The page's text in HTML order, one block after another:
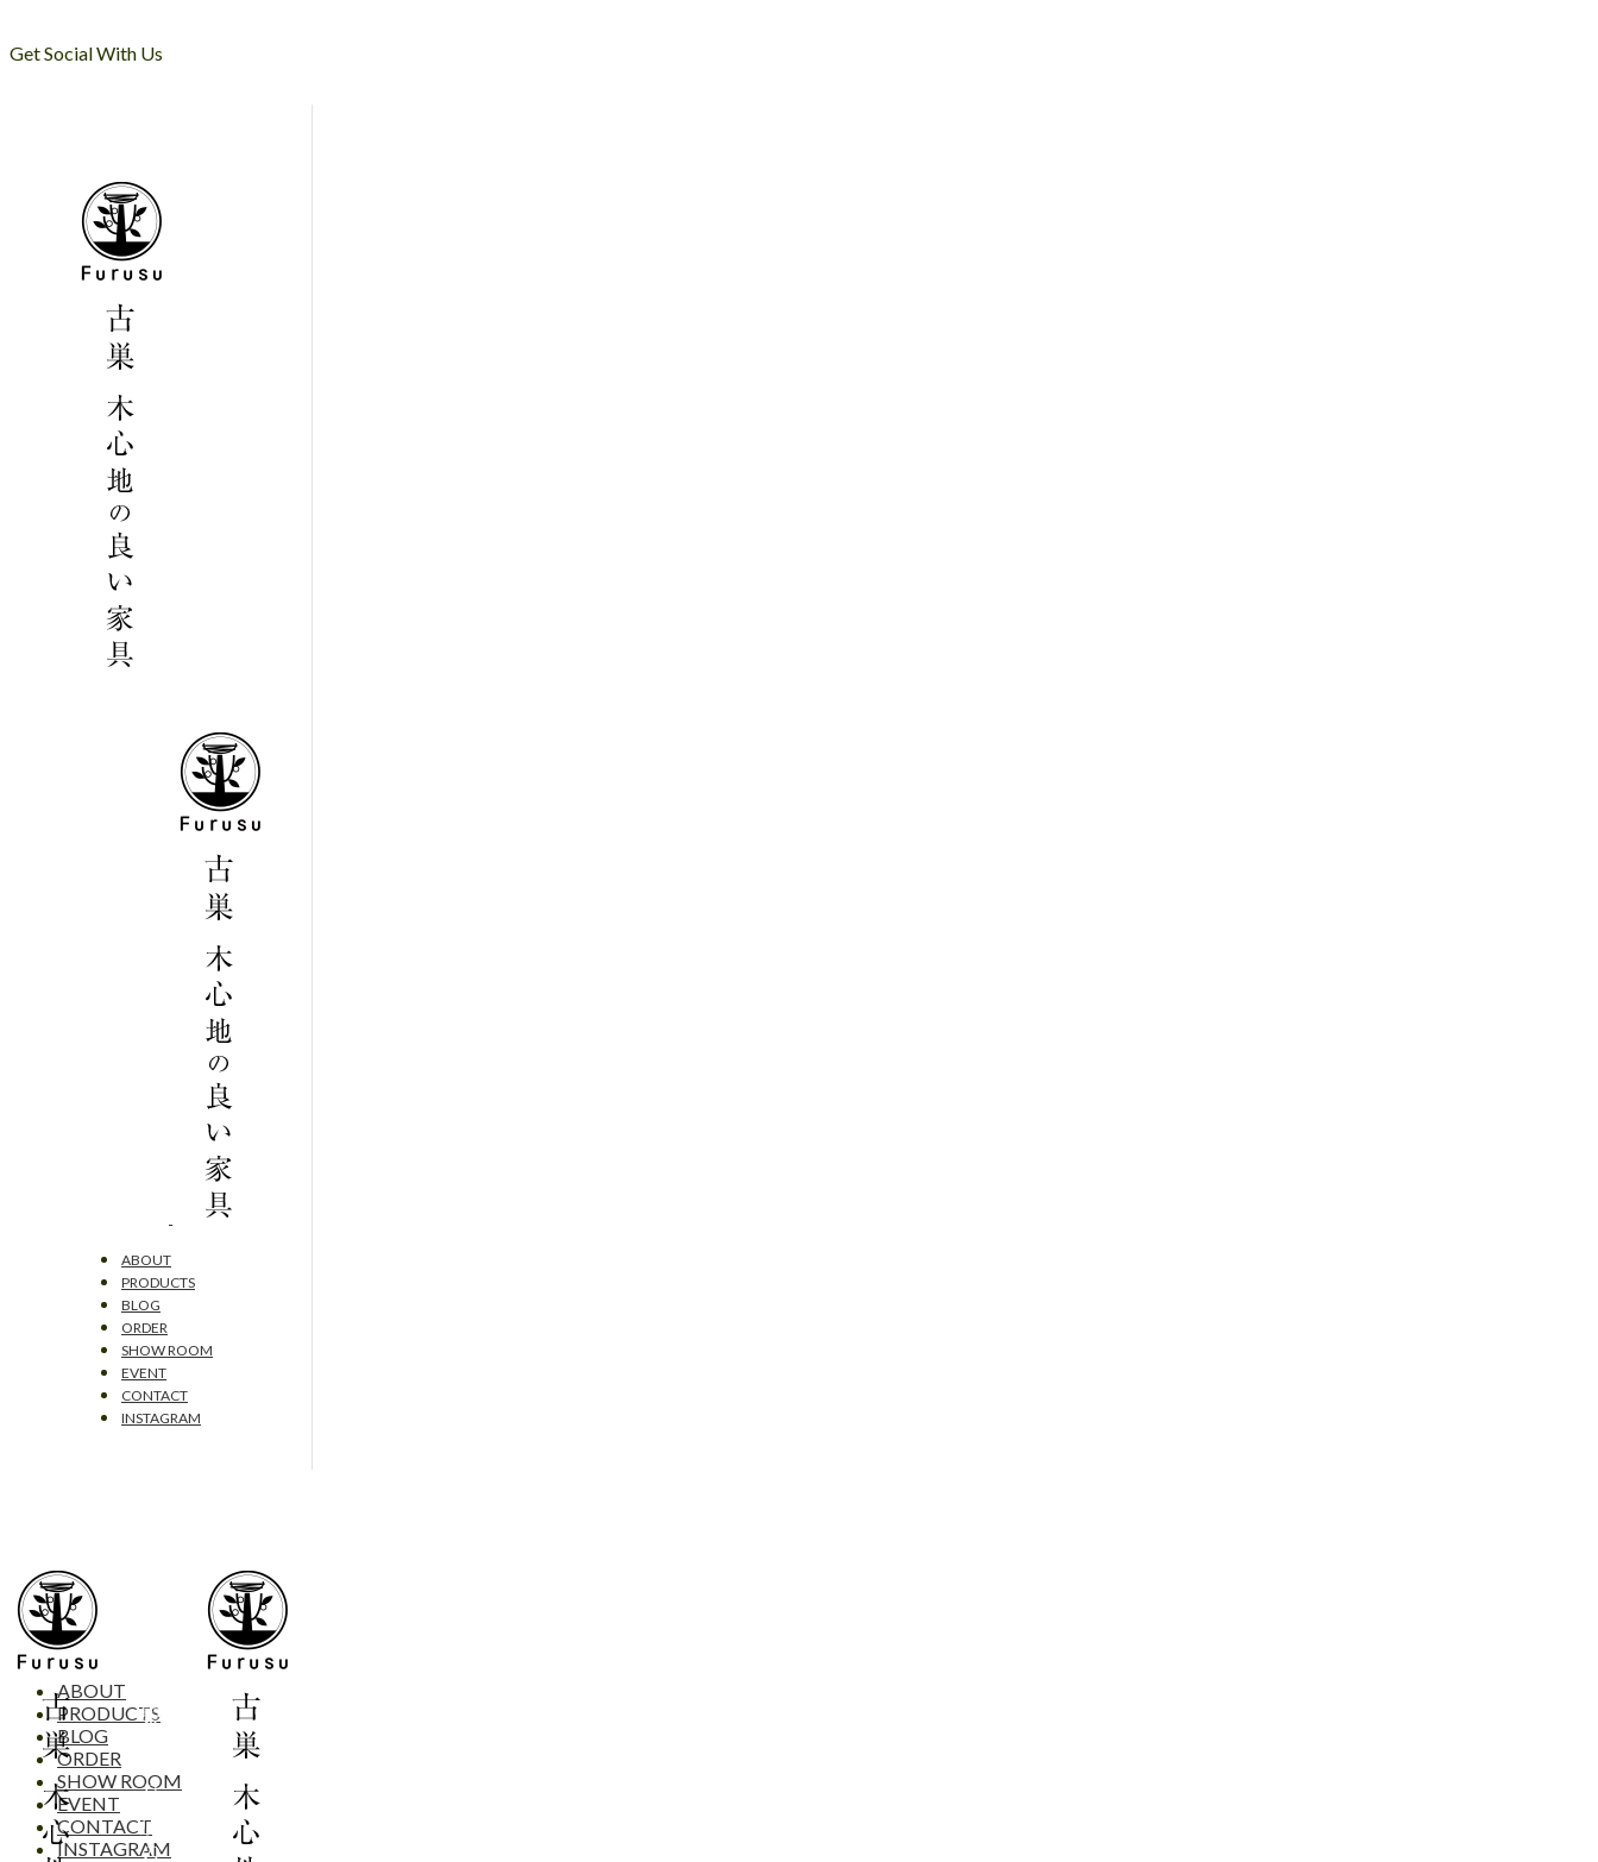
Get Social With Us
ABOUT
PRODUCTS
BLOG
ORDER
SHOW ROOM
EVENT
CONTACT
INSTAGRAM
ABOUT
PRODUCTS
BLOG
ORDER
SHOW ROOM
EVENT
CONTACT
INSTAGRAM